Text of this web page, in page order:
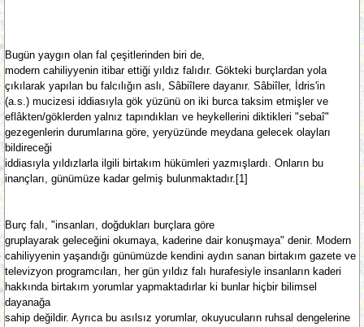
Bugün yaygın olan fal çeşitlerinden biri de,
modern cahiliyyenin itibar ettiği yıldız falıdır. Gökteki burçlardan yola
çıkılarak yapılan bu falcılığın aslı, Sâbiîlere dayanır. Sâbiîler, İdris'in
(a.s.) mucizesi iddiasıyla gök yüzünü on iki burca taksim etmişler ve
eflâkten/göklerden yalnız tapındıkları ve heykellerini diktikleri "sebaî"
gezegenlerin durumlarına göre, yeryüzünde meydana gelecek olayları
bildireceği
iddiasıyla yıldızlarla ilgili birtakım hükümleri yazmışlardı. Onların bu
inançları, günümüze kadar gelmiş bulunmaktadır.[1]
Burç falı, "insanları, doğdukları burçlara göre
gruplayarak geleceğini okumaya, kaderine dair konuşmaya" denir. Modern
cahiliyyenin yaşandığı günümüzde kendini aydın sanan birtakım gazete ve
televizyon programcıları, her gün yıldız falı hurafesiyle insanların kaderi
hakkında birtakım yorumlar yapmaktadırlar ki bunlar hiçbir bilimsel
dayanağa
sahip değildir. Ayrıca bu asılsız yorumlar, okuyucuların ruhsal dengelerine